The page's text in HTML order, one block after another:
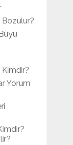
Bozulur?
Kimdir?
Yorum